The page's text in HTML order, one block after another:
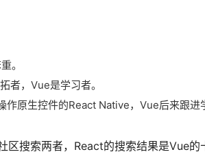
。
者，Vue是学习者。
作原生控件的React Native，Vue后来跟进
搜索两者，React的搜索结果是Vue的